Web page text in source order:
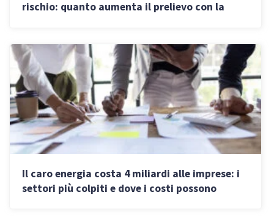
rischio: quanto aumenta il prelievo con la
Il caro energia costa 4 miliardi alle imprese: i
settori più colpiti e dove i costi possono